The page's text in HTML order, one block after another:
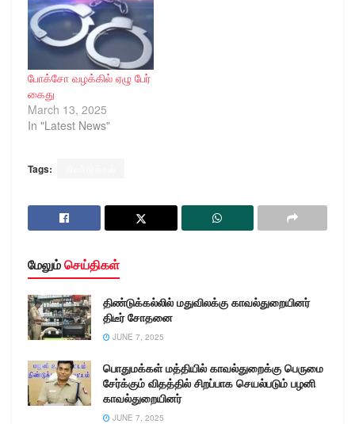
போக்சோ வழக்கில் ஏழு பேர்
கைது
March 13, 2025
In "Latest News"
Tags:
மேலும்செய்திகள்
திண்டுக்கல்லில் மதுவிலக்கு காவல்துறையினர்
திடீர் சோதனை
JUNE 7, 2025
பொதுமக்கள் மத்தியில் காவல்துறைக்கு பெருமை
சேர்க்கும் விதத்தில் சிறப்பாக செயல்படும் பழனி
காவல்துறையினர்
JUNE 7, 2025